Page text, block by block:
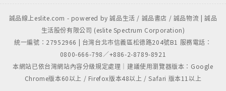
誠品線上eslite.com - powered by 誠品生活 / 誠品書店 / 誠品物流 | 誠品
生活股份有限公司 (eslite Spectrum Corporation)
統一編號：27952966 | 台灣台北市信義區松德路204號B1 服務電話：
0800-666-798／+886-2-8789-8921
本網站已依台灣網站內容分級規定處理｜建議使用瀏覽器版本：Google
Chrome版本60以上 / Firefox版本48以上 / Safari 版本11以上